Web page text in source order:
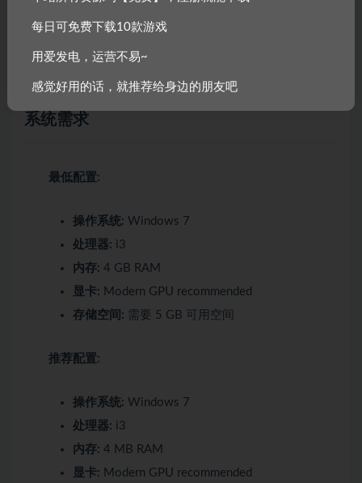
让他们的关系得到改变。
记住：任何英雄都可以有所作为 – 但必须活着。
系统需求
最低配置:
操作系统: Windows 7
处理器: i3
内存: 4 GB RAM
显卡: Modern GPU recommended
存储空间: 需要 5 GB 可用空间
推荐配置:
操作系统: Windows 7
处理器: i3
内存: 4 MB RAM
显卡: Modern GPU recommended
每日可免费下载10款游戏
用爱发电，运营不易~
感觉好用的话，就推荐给身边的朋友吧